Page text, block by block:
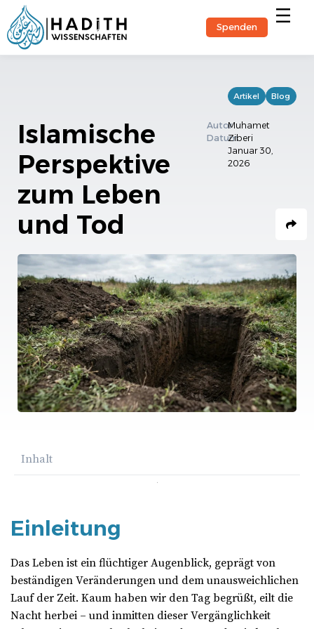
Spenden
Blog
Artikel
Islamische
Perspektive
zum Leben
und Tod
Autor
Datum
Muhamet
Ziberi
Januar 30,
2026
Inhalt
Einleitung
Das Leben ist ein flüchtiger Augenblick, geprägt von
beständigen Veränderungen und dem unausweichlichen
Lauf der Zeit. Kaum haben wir den Tag begrüßt, eilt die
Nacht herbei – und inmitten dieser Vergänglichkeit